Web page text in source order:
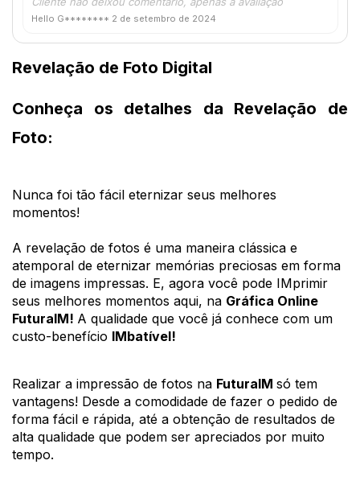
Hello G******** 2 de setembro de 2024
Revelação de Foto Digital
Conheça os detalhes da Revelação de
Foto:
Nunca foi tão fácil eternizar seus melhores
momentos!
A revelação de fotos é uma maneira clássica e
atemporal de eternizar memórias preciosas em forma
de imagens impressas. E, agora você pode IMprimir
seus melhores momentos aqui, na Gráfica Online
FuturaIM! A qualidade que você já conhece com um
custo-benefício IMbatível!
Realizar a impressão de fotos na FuturaIM só tem
vantagens! Desde a comodidade de fazer o pedido de
forma fácil e rápida, até a obtenção de resultados de
alta qualidade que podem ser apreciados por muito
tempo.